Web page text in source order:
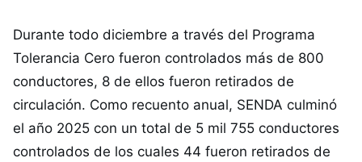
Durante todo diciembre a través del Programa
Tolerancia Cero fueron controlados más de 800
conductores, 8 de ellos fueron retirados de
circulación. Como recuento anual, SENDA culminó
el año 2025 con un total de 5 mil 755 conductores
controlados de los cuales 44 fueron retirados de